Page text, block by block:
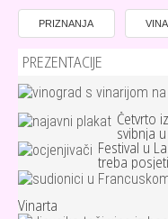
PRIZNANJA
PREZENTACIJE
Četvrto
svibnja
Festival u
treba
Vinarta